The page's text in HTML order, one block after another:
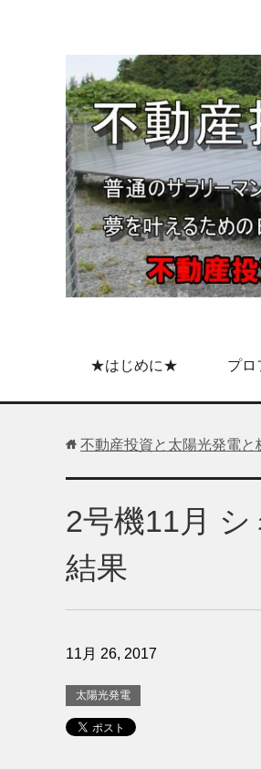
★はじめに★ プロ
不動産投資と太陽光発電
2号機11月
結果
11月 26, 2017
太陽光発電